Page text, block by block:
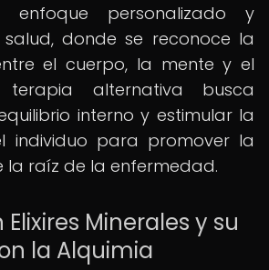
enfoque personalizado y
donde se reconoce la
el cuerpo, la mente y el
terapia alternativa busca
interno y estimular la
individuo para promover la
la raíz de la enfermedad.
Minerales y su
la Alquimia